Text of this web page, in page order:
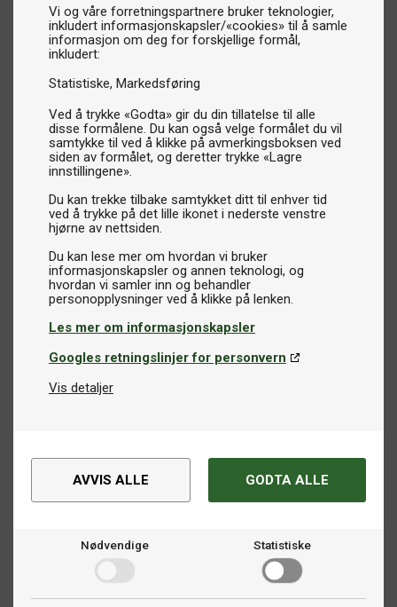
Vi og våre forretningspartnere bruker teknologier,
inkludert informasjonskapsler/«cookies» til å samle
informasjon om deg for forskjellige formål,
inkludert:
Statistiske Markedsføring
Ved å trykke «Godta» gir du din tillatelse til alle
disse formålene. Du kan også velge formålet du vil
samtykke til ved å klikke på avmerkingsboksen ved
siden av formålet, og deretter trykke «Lagre
innstillingene».
Du kan trekke tilbake samtykket ditt til enhver tid
ved å trykke på det lille ikonet i nederste venstre
hjørne av nettsiden.
Du kan lese mer om hvordan vi bruker
informasjonskapsler og annen teknologi, og
hvordan vi samler inn og behandler
Les mer om informasjonskapsler
Googles retningslinjer for personvern
Vis detaljer
AVVIS ALLE GODTA ALLE
Nødvendige Statistiske